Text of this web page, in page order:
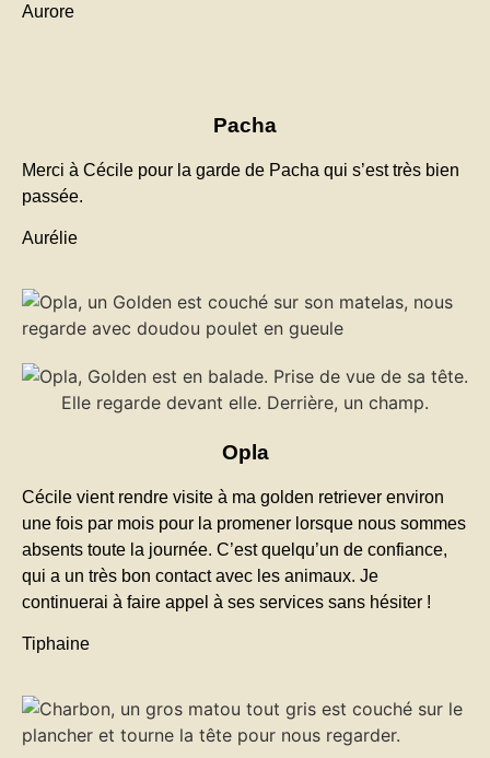
Aurore
Pacha
Merci à Cécile pour la garde de Pacha qui s’est très bien
passée.
Aurélie
Opla
Cécile vient rendre visite à ma golden retriever environ
une fois par mois pour la promener lorsque nous sommes
absents toute la journée. C’est quelqu’un de confiance,
qui a un très bon contact avec les animaux. Je
continuerai à faire appel à ses services sans hésiter !
Tiphaine